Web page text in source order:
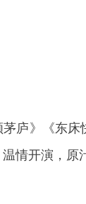
庐》《东
情开演，原